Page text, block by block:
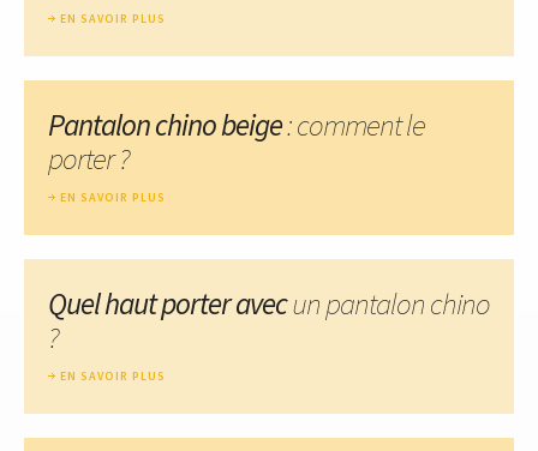
EN SAVOIR PLUS
Pantalon chino beige: comment le
porter ?
EN SAVOIR PLUS
Quel haut porter avecun pantalon chino
?
EN SAVOIR PLUS